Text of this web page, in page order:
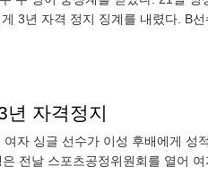
3년 자격 정지 징계를 내렸다. B선
년 자격정지
자 싱글 선수가 이성 후배에게 성
전날 스포츠공정위원회를 열어 여